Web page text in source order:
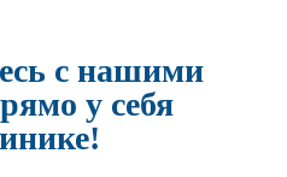
+
с нашими
у себя